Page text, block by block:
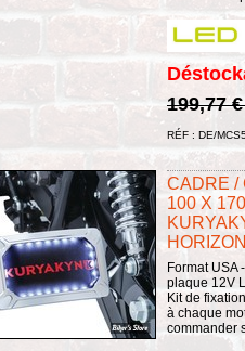
199,77
RÉF : DE/
CADRE /
100 X
Format USA
plaque 12V
Kit de
à chaque
commander